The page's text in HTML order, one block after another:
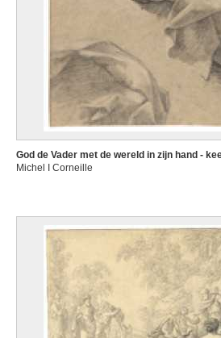
God de Vader met de wereld in zijn hand -
Michel I Corneille